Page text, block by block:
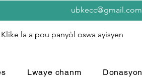
ubkecc@gmail.com
Klike la a pou panyòl oswa ayisyen
Lwaye chanm Donasyon